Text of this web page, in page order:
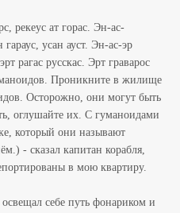
рекеус ат горас. Эн-ас-
гараус, усан ауст. Эн-ас-эр
рагас русскас. Эрт граварос
Проникните в жилище
Осторожно, они могут быть
оглушайте их. С гуманоидами
который они называют
- сказал капитан корабля,
в мою квартиру.
себе путь фонариком и